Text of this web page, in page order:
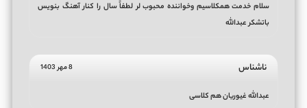
سلام خدمت همکلاسیم وخواننده محبوب لر لطفاً سال را کنار آهنگ بنویس
باتشکر عبدالله
ناشناس 8 مهر 1403
عبدالله غیوریان هم کلاسی